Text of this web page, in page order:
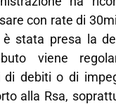
con rate di
è stata presa la
viene
debiti o di
alla Rsa,